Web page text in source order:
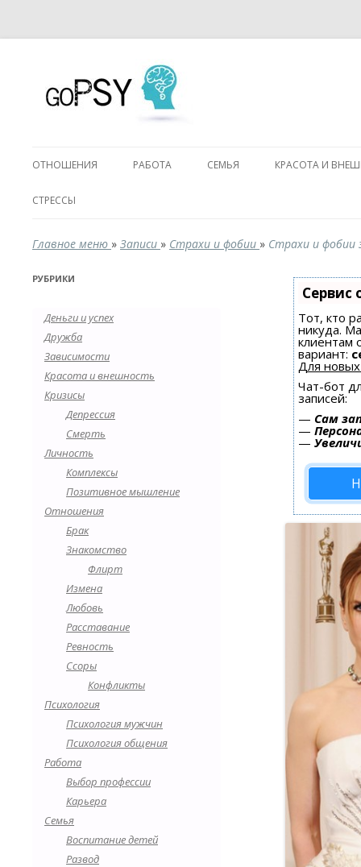
ОТНОШЕНИЯ РАБОТА СЕМЬЯ КРАСОТА И
СТРЕССЫ
Главное меню » Записи » Страхи и фобии » Страхи и фобии
РУБРИКИ
Деньги и успех
Дружба
Зависимости
Красота и внешность
Кризисы
Депрессия
Смерть
Личность
Комплексы
Позитивное мышление
Отношения
Брак
Знакомство
Флирт
Измена
Любовь
Расставание
Ревность
Ссоры
Конфликты
Психология
Психология мужчин
Психология общения
Работа
Выбор профессии
Карьера
Семья
Воспитание детей
Развод
Сервис
Тот, кто
никуда.
клиентам
вариант:
Для
Чат-бот
записей:
— Сам
—
—